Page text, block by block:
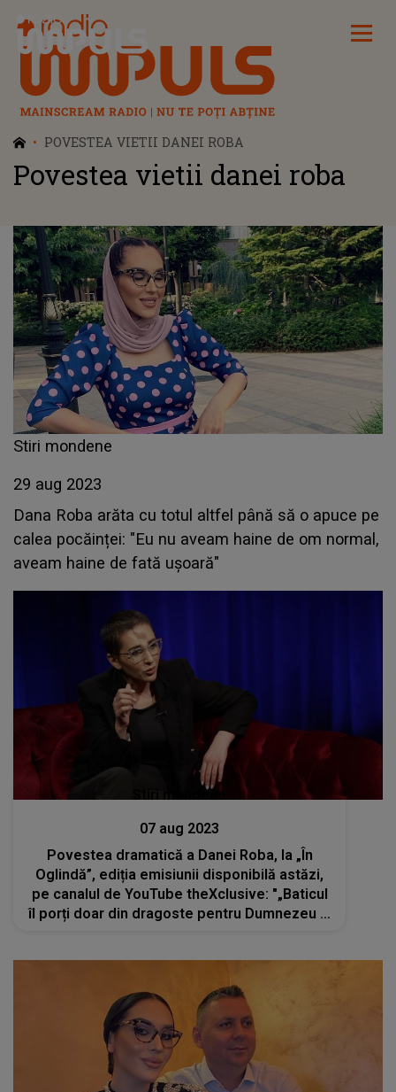
Radio Impuls
POVESTEA VIETII DANEI ROBA
Povestea vietii danei roba
Stiri mondene
29 aug 2023
Dana Roba arăta cu totul altfel până să o apuce pe
calea pocăinței: "Eu nu aveam haine de om normal,
aveam haine de fată ușoară"
Stiri mondene
07 aug 2023
Povestea dramatică a Danei Roba, la „În
Oglindă”, ediția emisiunii disponibilă astăzi,
pe canalul de YouTube theXclusive: "„Baticul
îl porți doar din dragoste pentru Dumnezeu și